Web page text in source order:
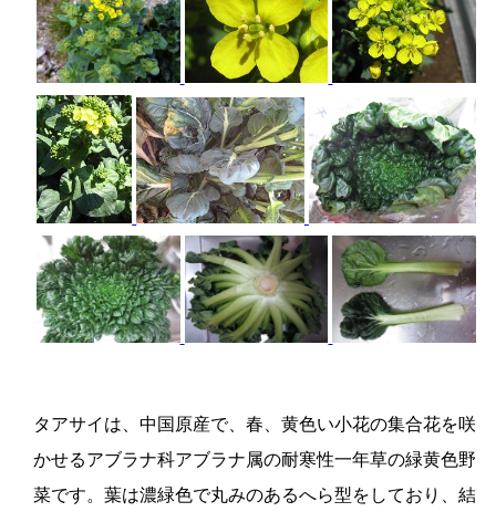
タアサイは、中国原産で、春、黄色い小花の集合花を咲
かせるアブラナ科アブラナ属の耐寒性一年草の緑黄色野
菜です。葉は濃緑色で丸みのあるへら型をしており、結